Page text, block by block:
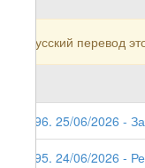
Русский перевод
296. 25/06/2026 -
295. 24/06/2026 -